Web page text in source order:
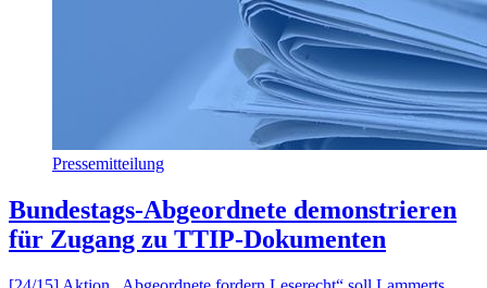
Pressemitteilung
Bundestags-Abgeordnete demonstrieren
für Zugang zu TTIP-Dokumenten